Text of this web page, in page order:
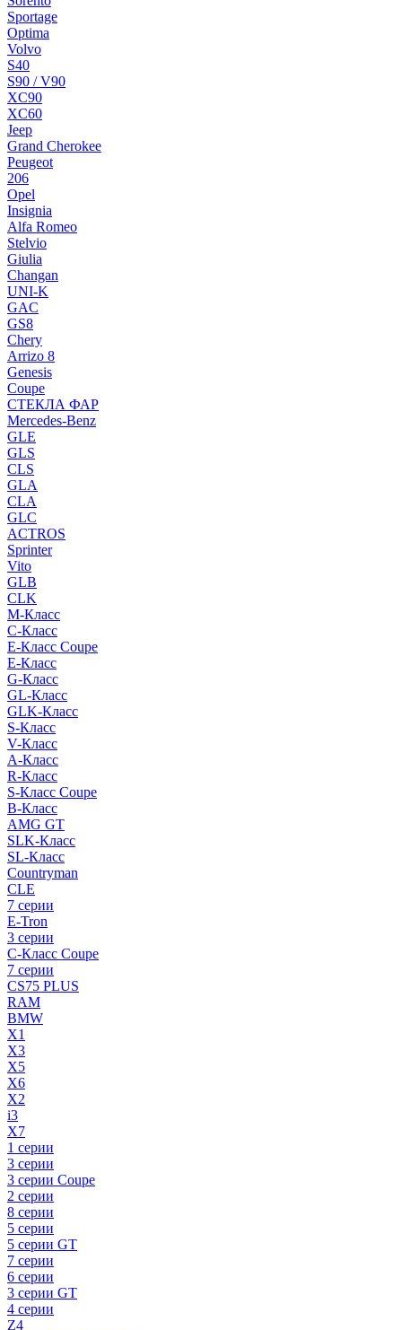
Sportage
Optima
Volvo
S40
S90 / V90
XC90
XC60
Jeep
Grand Cherokee
Peugeot
206
Opel
Insignia
Alfa Romeo
Stelvio
Giulia
Changan
UNI-K
GAC
GS8
Chery
Arrizo 8
Genesis
Coupe
СТЕКЛА ФАР
Mercedes-Benz
GLE
GLS
CLS
GLA
CLA
GLC
ACTROS
Sprinter
Vito
GLB
CLK
M-Класс
C-Класс
E-Класс Coupe
E-Класс
G-Класс
GL-Класс
GLK-Класс
S-Класс
V-Класс
A-Класс
R-Класс
S-Класс Сoupe
B-Класс
AMG GT
SLK-Класс
SL-Класс
Countryman
CLE
7 серии
E-Tron
3 серии
C-Класс Coupe
7 серии
CS75 PLUS
RAM
BMW
X1
X3
X5
X6
X2
i3
X7
1 серии
3 серии
3 серии Coupe
2 серии
8 серии
5 серии
5 серии GT
7 серии
6 серии
3 серии GT
4 серии
Z4